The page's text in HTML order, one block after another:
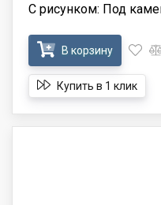
С рисунком: Под
В корзину
Купить в 1 клик